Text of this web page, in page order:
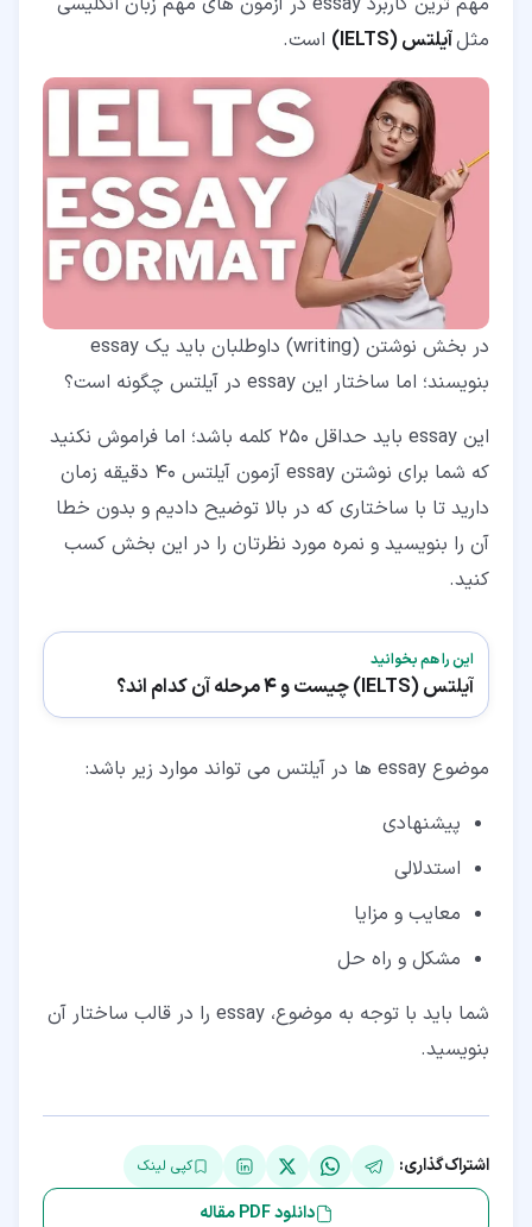
مثلآیلتس (IELTS) است.
در بخش نوشتن (writing) داوطلبان باید یک essay
بنویسند؛ اما ساختار این essay در آیلتس چگونه است؟
این essay باید حداقل 250 کلمه باشد؛ اما فراموش نکنید
که شما برای نوشتن essay آزمون آیلتس 40 دقیقه زمان
دارید تا با ساختاری که در بالا توضیح دادیم و بدون خطا
آن را بنویسید و نمره مورد نظرتان را در این بخش کسب
کنید.
این را هم بخوانید
آیلتس (IELTS) چیست و 4 مرحله آن کدام اند؟
موضوع essay ها در آیلتس می تواند موارد زیر باشد:
پیشنهادی
استدلالی
معایب و مزایا
مشکل و راه حل
شما باید با توجه به موضوع، essay را در قالب ساختار آن
بنویسید.
اشتراک‌گذاری: کپی لینک
دانلود PDF مقاله